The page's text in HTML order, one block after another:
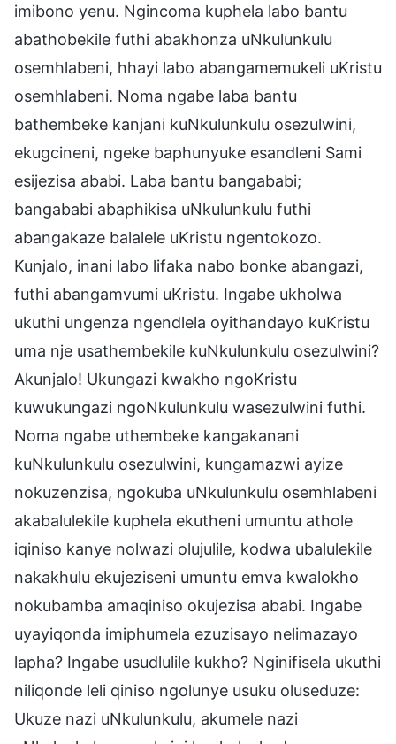
imibono yenu. Ngincoma kuphela labo bantu
abathobekile futhi abakhonza uNkulunkulu
osemhlabeni, hhayi labo abangamemukeli uKristu
osemhlabeni. Noma ngabe laba bantu
bathembeke kanjani kuNkulunkulu osezulwini,
ekugcineni, ngeke baphunyuke esandleni Sami
esijezisa ababi. Laba bantu bangababi;
bangababi abaphikisa uNkulunkulu futhi
abangakaze balalele uKristu ngentokozo.
Kunjalo, inani labo lifaka nabo bonke abangazi,
futhi abangamvumi uKristu. Ingabe ukholwa
ukuthi ungenza ngendlela oyithandayo kuKristu
uma nje usathembekile kuNkulunkulu osezulwini?
Akunjalo! Ukungazi kwakho ngoKristu
kuwukungazi ngoNkulunkulu wasezulwini futhi.
Noma ngabe uthembeke kangakanani
kuNkulunkulu osezulwini, kungamazwi ayize
nokuzenzisa, ngokuba uNkulunkulu osemhlabeni
akabalulekile kuphela ekutheni umuntu athole
iqiniso kanye nolwazi olujulile, kodwa ubalulekile
nakakhulu ekujeziseni umuntu emva kwalokho
nokubamba amaqiniso okujezisa ababi. Ingabe
uyayiqonda imiphumela ezuzisayo nelimazayo
lapha? Ingabe usudlulile kukho? Nginifisela ukuthi
niliqonde leli qiniso ngolunye usuku oluseduze:
Ukuze nazi uNkulunkulu, akumele nazi